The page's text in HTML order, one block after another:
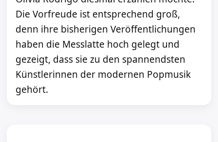
Die Vorfreude ist entsprechend groß,
denn ihre bisherigen Veröffentlichungen
haben die Messlatte hoch gelegt und
gezeigt, dass sie zu den spannendsten
Künstlerinnen der modernen Popmusik
gehört.